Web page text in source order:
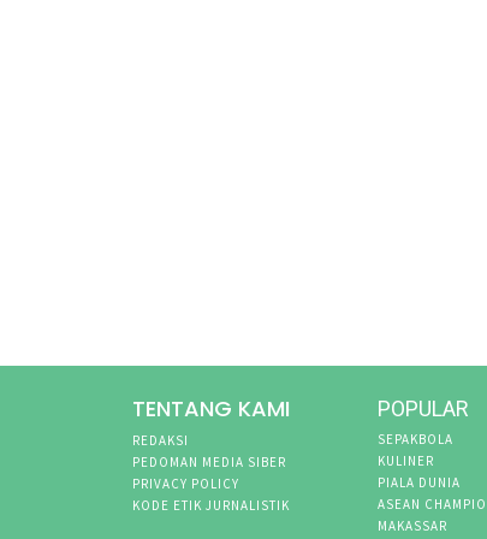
TENTANG KAMI
REDAKSI
PEDOMAN MEDIA SIBER
PRIVACY POLICY
KODE ETIK JURNALISTIK
POPULAR
SEPAKBOLA
KULINER
PIALA DUNIA
ASEAN
MAKASSAR